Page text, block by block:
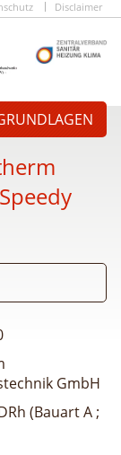
Disclaimer
GmbH
(Bauart A ;